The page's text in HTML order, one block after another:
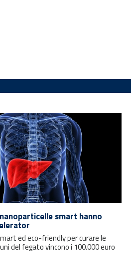
smart hanno
ed eco-friendly per curare le
del fegato vincono i 100.000 euro